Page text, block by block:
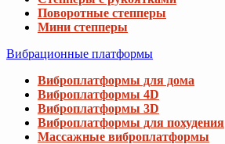
Поворотные степперы
Мини степперы
Вибрационные платформы
Виброплатформы для дома
Виброплатформы 4D
Виброплатформы 3D
Виброплатформы для похудения
Массажные виброплатформы